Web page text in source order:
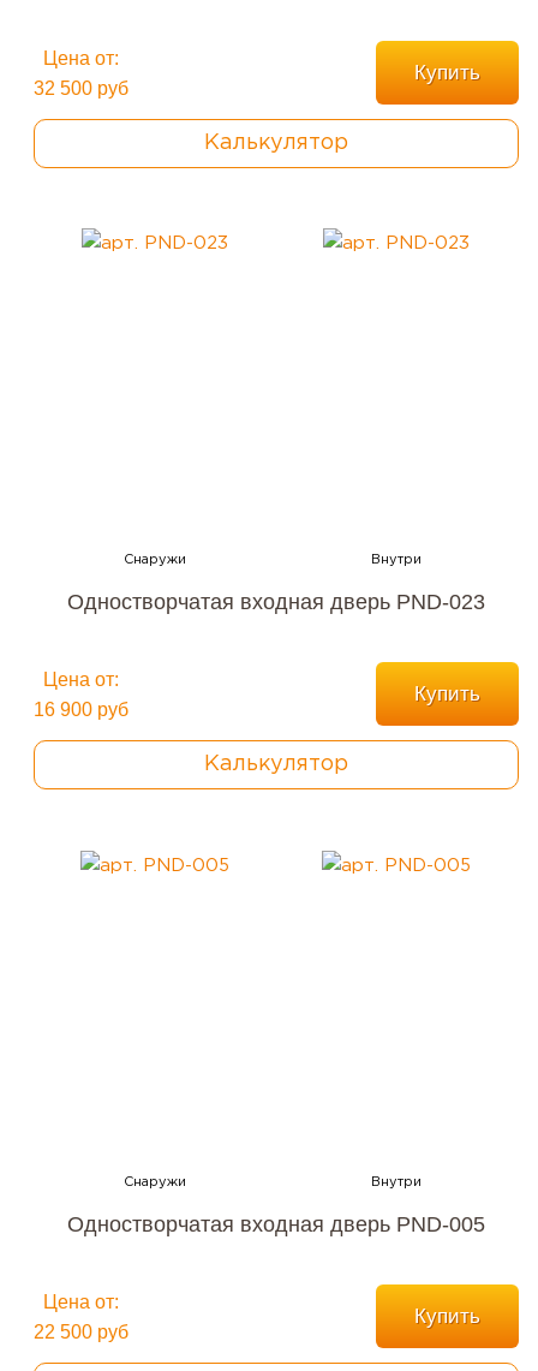
Цена от:
32 500 руб
Купить
Калькулятор
Одностворчатая входная дверь PND-023
Цена от:
16 900 руб
Купить
Калькулятор
Одностворчатая входная дверь PND-005
Цена от:
22 500 руб
Купить